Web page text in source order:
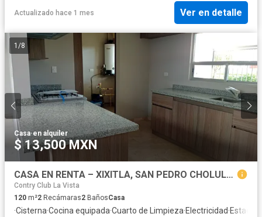
Actualizado hace 1 mes Ver en detalle
1 /8
Casa·en alquiler
$ 13,500 MXN
CASA EN RENTA – XIXITLA, SAN PEDRO CHOLULA, PUEBLA
Contry Club La Vista
120 m²2 Recámaras2 BañosCasa
·Cisterna·Cocina equipada·Cuarto de Limpieza·Electricidad·